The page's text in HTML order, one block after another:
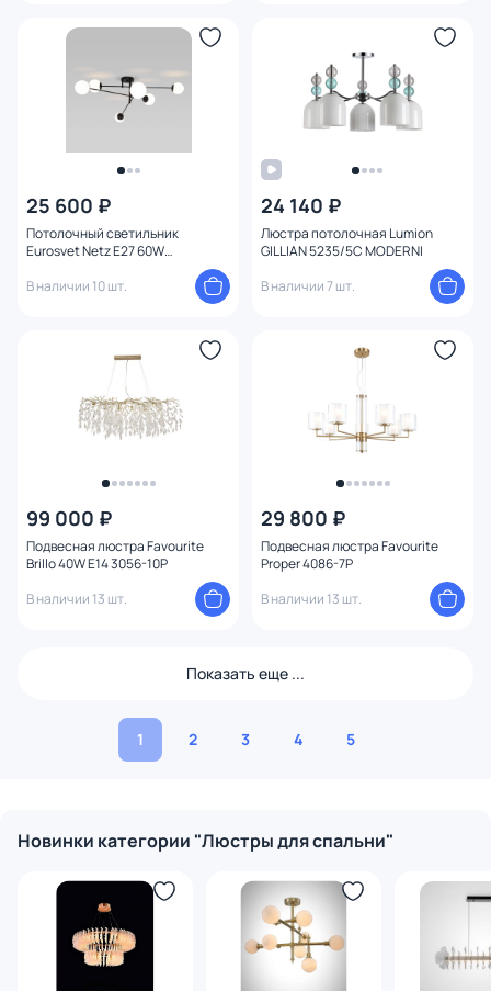
25 600 ₽
Потолочный светильник
Eurosvet Netz E27 60W
В наличии 10 шт.
24 140 ₽
Люстра потолочная Lumion
GILLIAN 5235/5C MODERNI
В наличии 7 шт.
99 000 ₽
Подвесная люстра Favourite
Brillo 40W E14 3056-10P
В наличии 13 шт.
29 800 ₽
Подвесная люстра Favourite
Proper 4086-7P
В наличии 13 шт.
Показать еще ...
1 2 3 4 5
Новинки категории "Люстры для спальни"